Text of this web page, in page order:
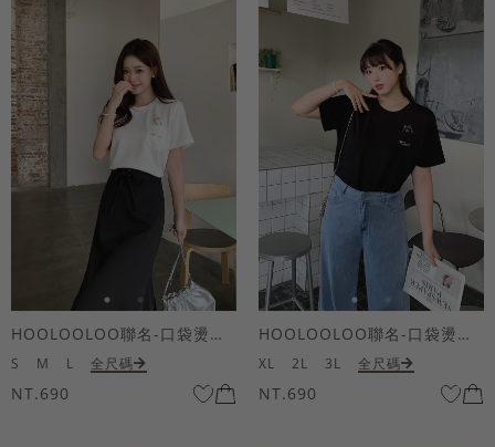
HOOLOOLOO聯名-口袋燙金KUKU熊短袖上衣
S M L 全尺碼
NT.690
HOOLOOLOO聯名-口袋燙金KUKU熊短袖上衣
XL 2L 3L 全尺碼
NT.690